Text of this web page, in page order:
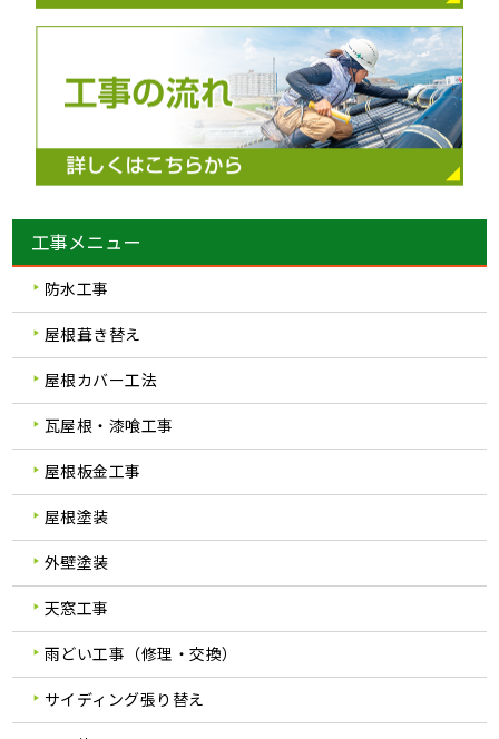
工事メニュー
防水工事
屋根葺き替え
屋根カバー工法
瓦屋根・漆喰工事
屋根板金工事
屋根塗装
外壁塗装
天窓工事
雨どい工事（修理・交換）
サイディング張り替え